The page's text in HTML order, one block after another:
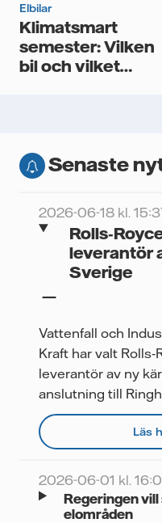
Elbilar
Klimatsmart
semester: Vilken
bil och vilket
Senaste
2026-06-18 kl.
leverantör
Sverige
Vattenfall och
Kraft har valt
leverantör av ny
anslutning till
Läs
2026-06-01 kl.
Regeringen vill
elområden